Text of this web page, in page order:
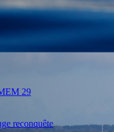
29
reconquête